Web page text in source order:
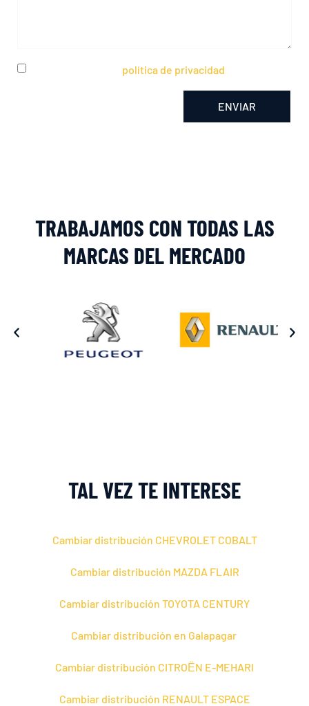
política de privacidad
ENVIAR
TRABAJAMOS CON TODAS LAS
MARCAS DEL MERCADO
TAL VEZ TE INTERESE
Cambiar distribución CHEVROLET COBALT
Cambiar distribución MAZDA FLAIR
Cambiar distribución TOYOTA CENTURY
Cambiar distribución en Galapagar
Cambiar distribución CITROЁN E-MEHARI
Cambiar distribución RENAULT ESPACE